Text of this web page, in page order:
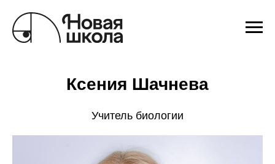
Ксения Шачнева
Учитель биологии